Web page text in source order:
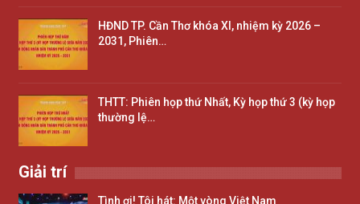
HĐND TP. Cần Thơ khóa XI, nhiệm kỳ 2026 –
2031, Phiên…
THTT: Phiên họp thứ Nhất, Kỳ họp thứ 3 (kỳ họp
thường lệ…
Giải trí
Tình ơi! Tôi hát: Một vòng Việt Nam